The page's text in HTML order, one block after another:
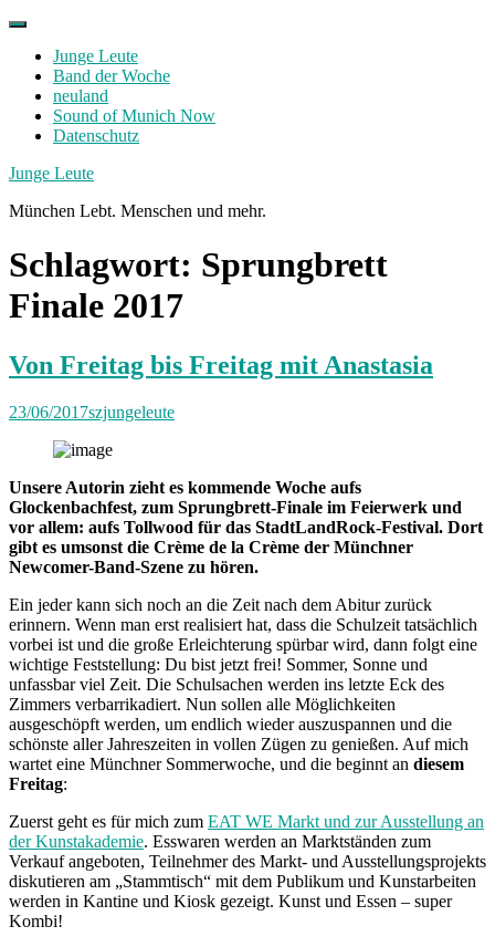
Skip
contentJunge Leute
Band der Woche
neuland
Sound of Munich Now
Datenschutz
Facebook
Twitter
Instagram
Junge Leute
München Lebt. Menschen und mehr.
Schlagwort: Sprungbrett
Finale 2017
Von Freitag bis Freitag mit Anastasia
23/06/2017szjungeleute
Unsere Autorin zieht es kommende Woche aufs
Glockenbachfest, zum Sprungbrett-Finale im Feierwerk und
vor allem: aufs Tollwood für das StadtLandRock-Festival. Dort
gibt es umsonst die Crème de la Crème der Münchner
Newcomer-Band-Szene zu hören.
Ein jeder kann sich noch an die Zeit nach dem Abitur zurück
erinnern. Wenn man erst realisiert hat, dass die Schulzeit tatsächlich
vorbei ist und die große Erleichterung spürbar wird, dann folgt eine
wichtige Feststellung: Du bist jetzt frei! Sommer, Sonne und
unfassbar viel Zeit. Die Schulsachen werden ins letzte Eck des
Zimmers verbarrikadiert. Nun sollen alle Möglichkeiten
ausgeschöpft werden, um endlich wieder auszuspannen und die
schönste aller Jahreszeiten in vollen Zügen zu genießen. Auf mich
wartet eine Münchner Sommerwoche, und die beginnt an diesem
Freitag:
Zuerst geht es für mich zum EAT WE Markt und zur Ausstellung an
der Kunstakademie. Esswaren werden an Marktständen zum
Verkauf angeboten, Teilnehmer des Markt- und Ausstellungsprojekts
diskutieren am „Stammtisch“ mit dem Publikum und Kunstarbeiten
werden in Kantine und Kiosk gezeigt. Kunst und Essen – super
Kombi!